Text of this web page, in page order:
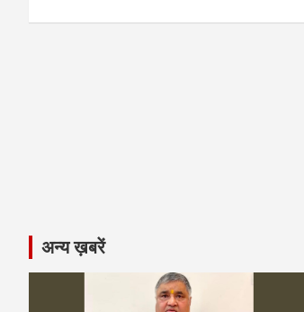
k
p
अन्य ख़बरें